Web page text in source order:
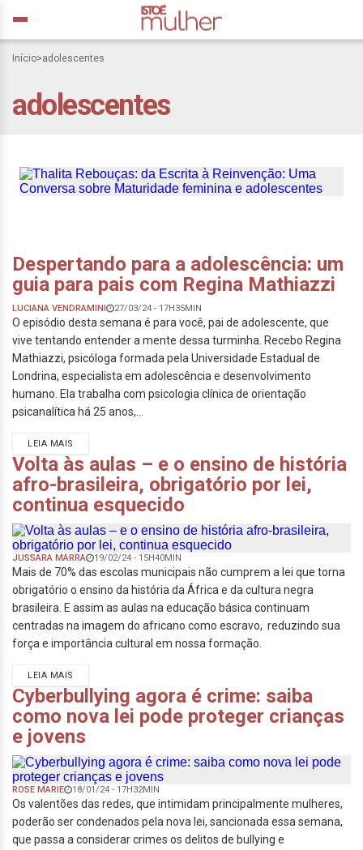
Início>adolescentes
adolescentes
Thalita Rebouças: da
Uma Conversa sobre
Despertando para a adolescência: um
guia para pais com Regina Mathiazzi
LUCIANA VENDRAMINI 27/03/24 - 17H35MIN
O episódio desta semana é para você, pai de adolescente, que
vive tentando entender a mente dessa turminha. Recebo Regina
Mathiazzi, psicóloga formada pela Universidade Estadual de
Londrina, especialista em adolescência e desenvolvimento
humano. Ela trabalha com psicologia clínica de orientação
psicanalítica há 25 anos,...
LEIA MAIS
Volta às aulas – e o ensino de história
afro-brasileira, obrigatório por lei,
continua esquecido
JUSSARA MARRA 19/02/24 - 15H40MIN
Mais de 70% das escolas municipais não cumprem a lei que torna
obrigatório o ensino da história da África e da cultura negra
brasileira. E assim as aulas na educação básica continuam
centradas na imagem do africano como escravo, reduzindo sua
força e importância cultural em nossa formação.
LEIA MAIS
Cyberbullying agora é crime: saiba
como nova lei pode proteger crianças
e jovens
ROSE MARIE 18/01/24 - 17H32MIN
Os valentões das redes, que intimidam principalmente mulheres,
poderão ser condenados pela nova lei, sancionada essa semana,
que passa a considerar crimes os delitos de bullying e